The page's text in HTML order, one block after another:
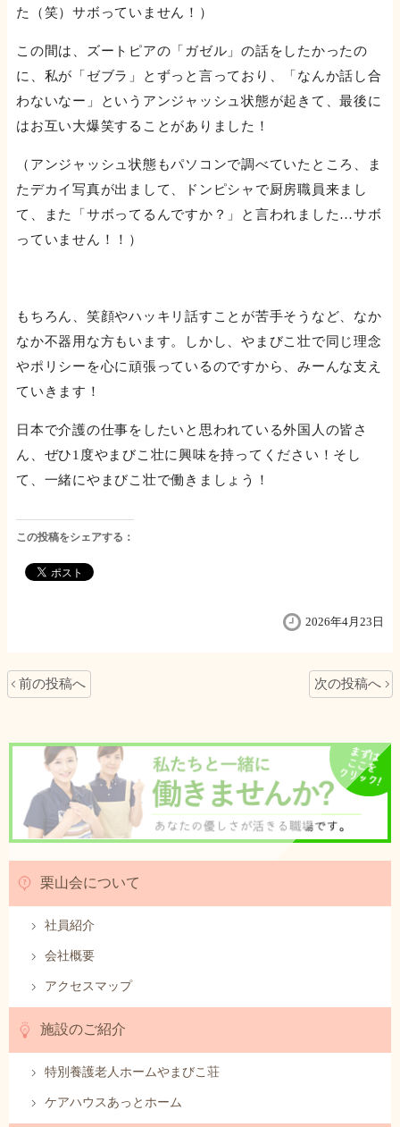
た（笑）サボっていません！）
この間は、ズートピアの「ガゼル」の話をしたかったの
に、私が「ゼブラ」とずっと言っており、「なんか話し合
わないなー」というアンジャッシュ状態が起きて、最後に
はお互い大爆笑することがありました！
（アンジャッシュ状態もパソコンで調べていたところ、ま
たデカイ写真が出まして、ドンピシャで厨房職員来まし
て、また「サボってるんですか？」と言われました…サボ
っていません！！）
もちろん、笑顔やハッキリ話すことが苦手そうなど、なか
なか不器用な方もいます。しかし、やまびこ壮で同じ理念
やポリシーを心に頑張っているのですから、みーんな支え
ていきます！
日本で介護の仕事をしたいと思われている外国人の皆さ
ん、ぜひ1度やまびこ壮に興味を持ってください！そし
て、一緒にやまびこ壮で働きましょう！
この投稿をシェアする：
2026年4月23日
前の投稿へ 次の投稿へ
栗山会について
社員紹介
会社概要
アクセスマップ
施設のご紹介
特別養護老人ホームやまびこ荘
ケアハウスあっとホーム